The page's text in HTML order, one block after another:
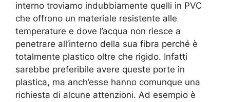
interno troviamo indubbiamente quelli in PVC
che offrono un materiale resistente alle
temperature e dove l’acqua non riesce a
penetrare all’interno della sua fibra perché è
totalmente plastico oltre che rigido. Infatti
sarebbe preferibile avere queste porte in
plastica, ma anch’esse hanno comunque una
richiesta di alcune attenzioni. Ad esempio è